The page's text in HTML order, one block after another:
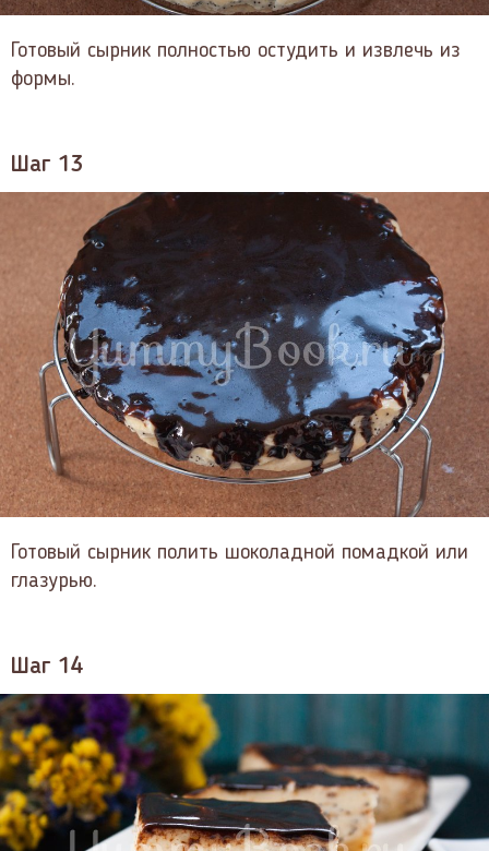
Готовый сырник полностью остудить и извлечь из
формы.
Шаг 13
Готовый сырник полить шоколадной помадкой или
глазурью.
Шаг 14